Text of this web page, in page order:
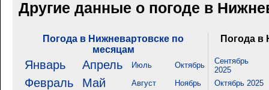
Другие данные о погоде в
Погода в Нижневартовске по
месяцам
Погода в
Январь Апрель Июль Октябрь
Сентябрь
2025
Февраль Май Август Ноябрь Октябрь 2025